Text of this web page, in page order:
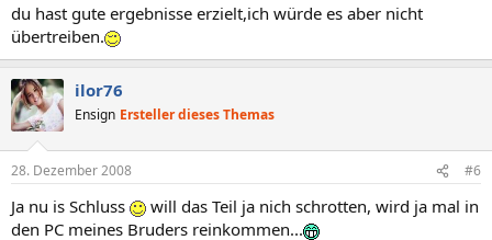
du hast gute ergebnisse erzielt,ich würde es aber nicht
übertreiben.
ilor76
Ensign Ersteller dieses Themas
28. Dezember 2008 #6
Ja nu is Schluss
will das Teil ja nich schrotten, wird ja mal in
den PC meines Bruders reinkommen...